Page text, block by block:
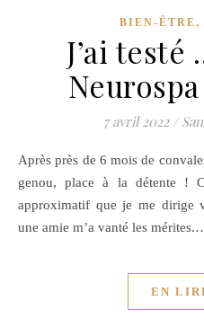
BIEN-ÊTRE ,
J’ai
7 avril 2022 /
Après près de 6 mois de convalescence suite à mon opération du
genou, place à la détente !
approximatif que je me dirige
une amie m’a vanté les
EN